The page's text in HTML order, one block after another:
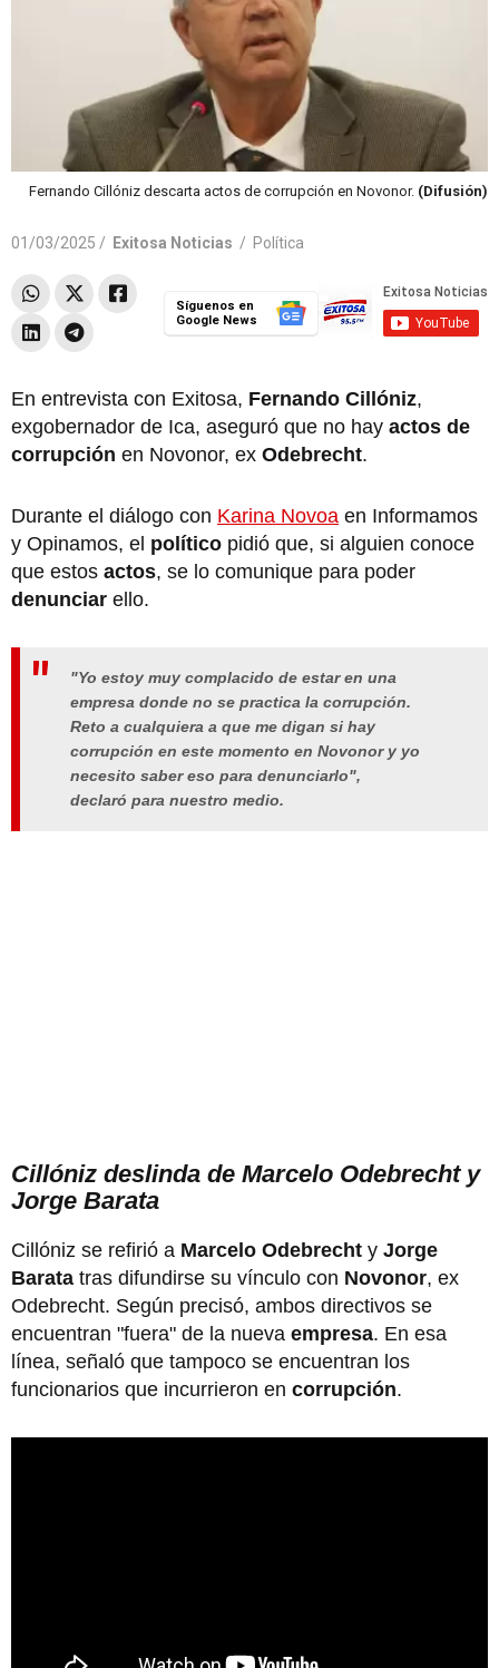
Fernando Cillóniz descarta actos de corrupción en Novonor. (Difusión)
01/03/2025 / Exitosa Noticias / Política
Síguenos en
Google News
En entrevista con Exitosa, Fernando Cillóniz,
exgobernador de Ica, aseguró que no hay actos de
corrupción en Novonor, ex Odebrecht.
Durante el diálogo con Karina Novoa en Informamos
y Opinamos, el político pidió que, si alguien conoce
que estos actos, se lo comunique para poder
denunciar ello.
"Yo estoy muy complacido de estar en una
empresa donde no se practica la corrupción.
Reto a cualquiera a que me digan si hay
corrupción en este momento en Novonor y yo
necesito saber eso para denunciarlo",
declaró para nuestro medio.
Cillóniz deslinda de Marcelo Odebrecht y
Jorge Barata
Cillóniz se refirió a Marcelo Odebrecht y Jorge
Barata tras difundirse su vínculo con Novonor, ex
Odebrecht. Según precisó, ambos directivos se
encuentran "fuera" de la nueva empresa. En esa
línea, señaló que tampoco se encuentran los
funcionarios que incurrieron en corrupción.